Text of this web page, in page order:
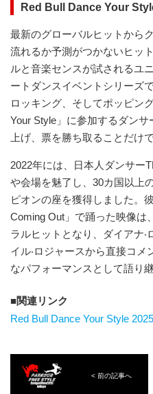
Red Bull Dance Your
最新のグローバルヒットから
流れるか予測がつかないヒッ
ルと音楽センスが試されるユ
ートダンスイベントシリーズ
ロッキング、そしてポッピン
Your Style」に参加するダン
上げ、票を勝ち取ることだけで
2022年には、日本人ダンサー
や会場を魅了し、30カ国以上
ピオンの座を獲得しました。
Coming Out」で踊った映像は
ラルヒットとなり、ダイアナ
イル‧ロジャースから直接コ
なパフォーマンスとして語り
関連リンク
Red Bull Dance Your Style
< 前の記事へ